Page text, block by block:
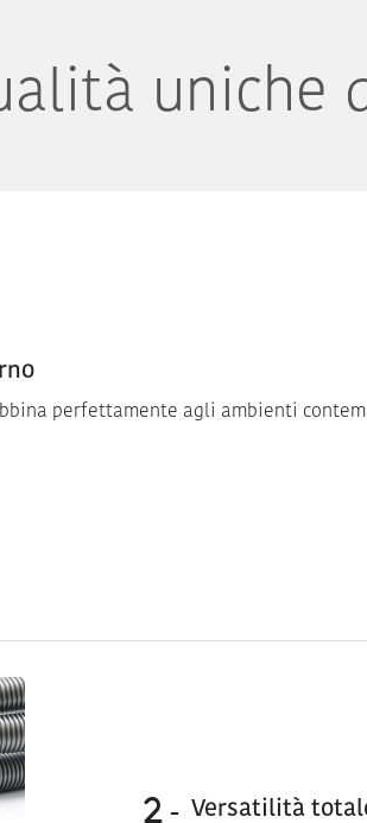
uniche
perfettamente agli ambienti
Versatilità